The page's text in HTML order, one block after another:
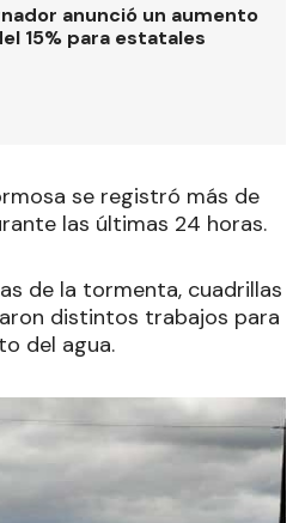
anunció un aumento
15% para estatales
se registró más de
las últimas 24 horas.
de la tormenta, cuadrillas
distintos trabajos para
del agua.